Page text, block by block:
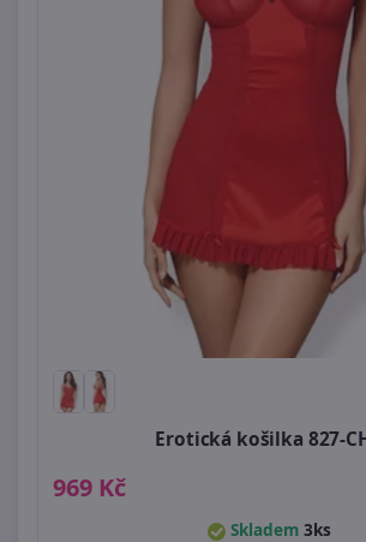
Erotická košilka 827-
969 Kč
Skladem 3ks